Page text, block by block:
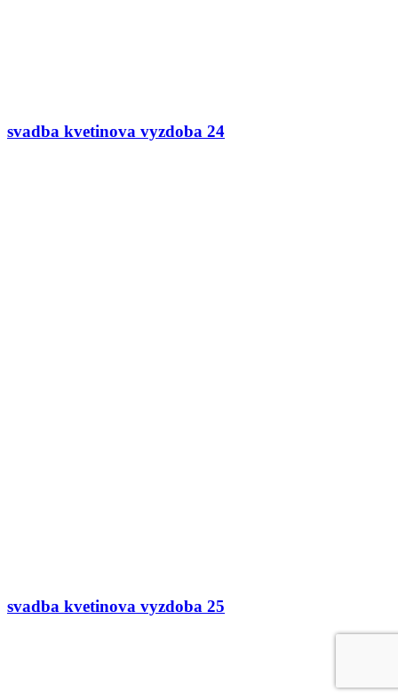
svadba kvetinova vyzdoba 24
svadba kvetinova vyzdoba 25